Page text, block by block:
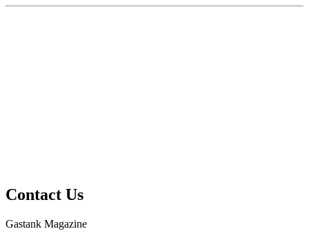
Contact Us
Gastank Magazine